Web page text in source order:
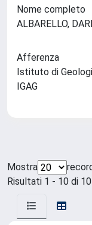
Nome completo
ALBARELLO,
Afferenza
Istituto di
IGAG
Mostra
Risultati 1 - 10 di